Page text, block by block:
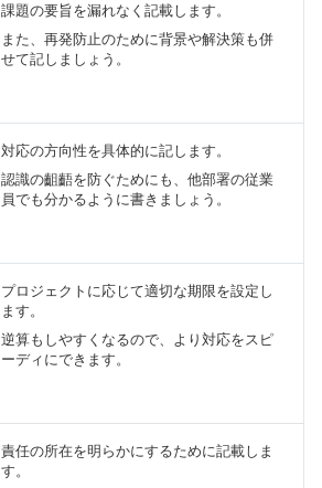
課題の要旨を漏れなく記載します。
また、再発防止のために背景や解決策も併
せて記しましょう。
対応の方向性を具体的に記します。
認識の齟齬を防ぐためにも、他部署の従業
員でも分かるように書きましょう。
プロジェクトに応じて適切な期限を設定し
ます。
逆算もしやすくなるので、より対応をスピ
ーディにできます。
責任の所在を明らかにするために記載しま
す。